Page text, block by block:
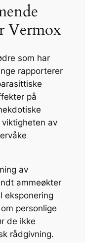
Vermox
som har
rapporterer
på
av
av
ammeøkter
eksponering
personlige
de ikke
rådgivning.